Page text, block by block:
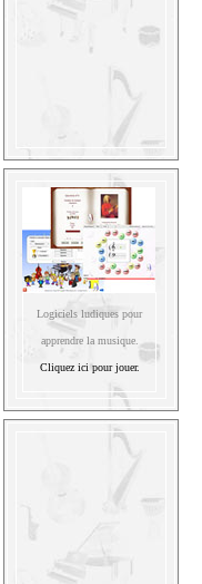
Logiciels ludiques pour
apprendre la musique.
Cliquez ici pour jouer.